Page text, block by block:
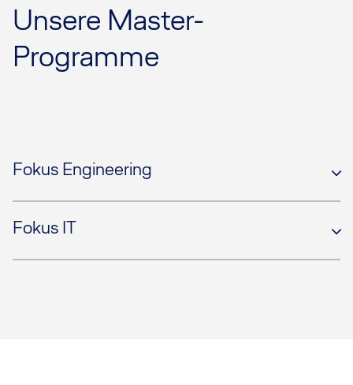
Unsere Master-
Programme
Fokus Engineering
Fokus IT